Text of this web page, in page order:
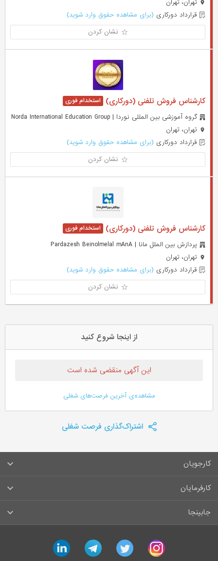
تهران، تهران
قرارداد دورکاری (برای مشاهده حقوق وارد شوید)
نشان کردن
کارشناس فروش تلفنی (دورکاری)
گروه آموزشی بین المللی نوردا | Norda International Education Group
تهران، تهران
قرارداد دورکاری (برای مشاهده حقوق وارد شوید)
نشان کردن
کارشناس فروش تلفنی (دورکاری)
پردازش بین الملل مانا | Pardazesh Beinolmelal mAnA
تهران، تهران
قرارداد دورکاری (برای مشاهده حقوق وارد شوید)
نشان کردن
از اینجا شروع کنید
این آگهی منقضی شده است
مشاهده‌ی آخرین فرصت‌های شغلی
اشتراک‌گذاری فرصت شغلی
کارجویان
سوالات متداول کارجویان
لیست مشاغل
آگهی‌های استخدام
کارفرمایان
راهنمای ثبت آگهی استخدام
قوانین و مقررات کارفرمایان
جابینجا
جابینجا در رسانه‌ها
instagram
twitter
telegram
linkedin